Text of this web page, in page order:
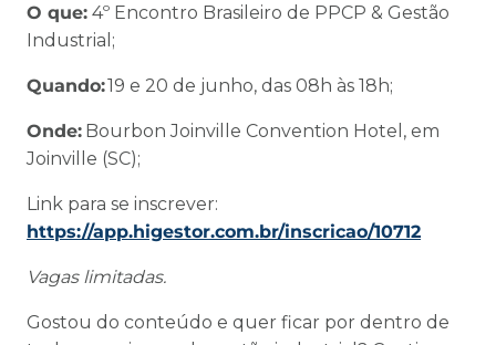
O que: 4º Encontro Brasileiro de PPCP & Gestão
Industrial;
Quando:19 e 20 de junho, das 08h às 18h;
Onde: Bourbon Joinville Convention Hotel, em
Joinville (SC);
Link para se inscrever:
https://app.higestor.com.br/inscricao/10712
Vagas limitadas.
Gostou do conteúdo e quer ficar por dentro de